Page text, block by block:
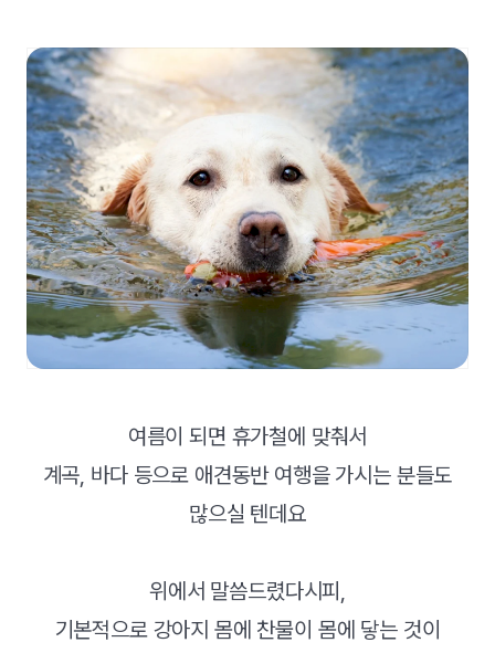
여름이 되면 휴가철에 맞춰서
계곡, 바다 등으로 애견동반 여행을 가시는 분들도
많으실 텐데요
위에서 말씀드렸다시피,
기본적으로 강아지 몸에 찬물이 몸에 닿는 것이